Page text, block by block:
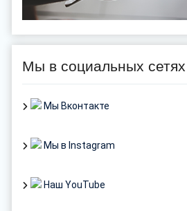
Мы в социальных сетях
Мы Вконтакте
Мы в Instagram
Наш YouTube